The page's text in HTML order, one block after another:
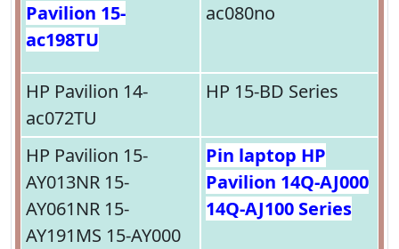
Pavilion 15-
ac198TU
ac080no
HP Pavilion 14-
ac072TU
HP 15-BD Series
HP Pavilion 15-
AY013NR 15-
AY061NR 15-
AY191MS 15-AY000
Pin laptop HP
Pavilion 14Q-AJ000
14Q-AJ100 Series